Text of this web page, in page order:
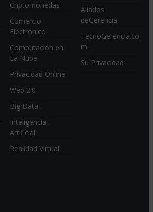
Criptomonedas
Comercio
Electrónico
Computación en
La Nube
Privacidad Online
Web 2.0
Big Data
Inteligencia
Artificial
Realidad Virtual
Aliados
deGerencia
TecnoGerencia.co
m
Su Privacidad